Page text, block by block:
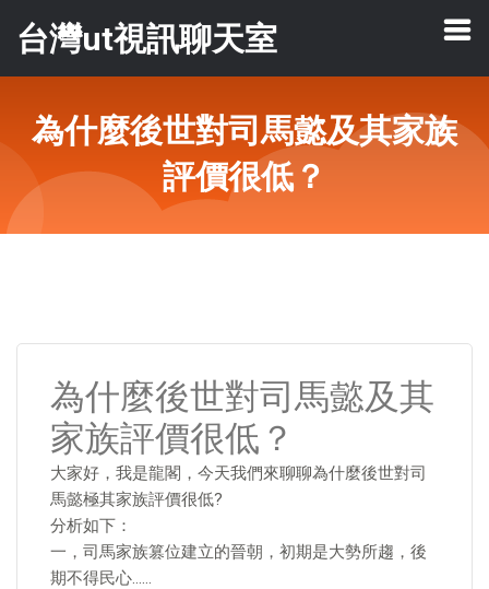
台灣ut視訊聊天室
為什麼後世對司馬懿及其家族
評價很低？
為什麼後世對司馬懿及其
家族評價很低？
大家好，我是龍閣，今天我們來聊聊為什麼後世對司
馬懿極其家族評價很低?
分析如下：
一，司馬家族篡位建立的晉朝，初期是大勢所趨，後
期不得民心……